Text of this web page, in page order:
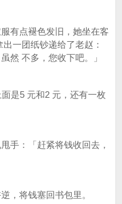
有点褪色发旧，她坐在客
一团纸钞递给了老赵：
然 不多，您收下吧。」
是5 元和2 元，还有一枚
：「赶紧将钱收回去，
将钱塞回书包里。